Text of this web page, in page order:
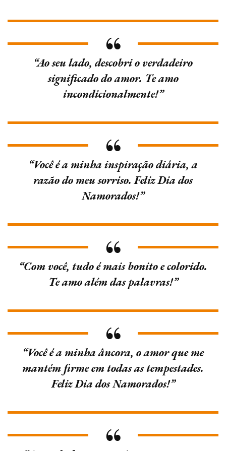
“Ao seu lado, descobri o verdadeiro
significado do amor. Te amo
incondicionalmente!”
“Você é a minha inspiração diária, a
razão do meu sorriso. Feliz Dia dos
Namorados!”
“Com você, tudo é mais bonito e colorido.
Te amo além das palavras!”
“Você é a minha âncora, o amor que me
mantém firme em todas as tempestades.
Feliz Dia dos Namorados!”